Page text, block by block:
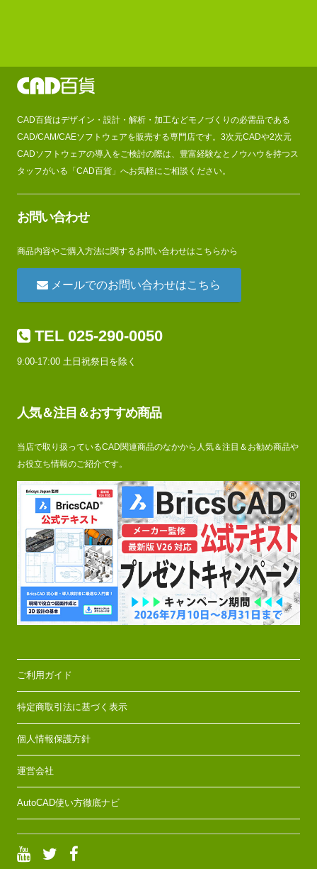
CAD百貨はデザイン・設計・解析・加工などモノづくりの必需品である
CAD/CAM/CAEソフトウェアを販売する専門店です。3次元CADや2次元
CADソフトウェアの導入をご検討の際は、豊富経験なとノウハウを持つス
タッフがいる「CAD百貨」へお気軽にご相談ください。
お問い合わせ
商品内容やご購入方法に関するお問い合わせはこちらから
メールでのお問い合わせはこちら
TEL 025-290-0050
9:00-17:00 土日祝祭日を除く
人気＆注目＆おすすめ商品
当店で取り扱っているCAD関連商品のなかから人気＆注目＆お勧め商品や
お役立ち情報のご紹介です。
ご利用ガイド
特定商取引法に基づく表示
個人情報保護方針
運営会社
AutoCAD使い方徹底ナビ